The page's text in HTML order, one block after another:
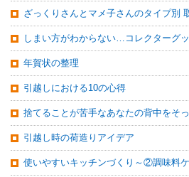
ざっくりさんとマメ子さんのタイプ別
しまい方がわからない…コレクターグ
年賀状の整理
引越しにおける10の心得
捨てることが苦手なあなたの背中をそ
引越し時の荷造りアイデア
使いやすいキッチンづくり～②調味料